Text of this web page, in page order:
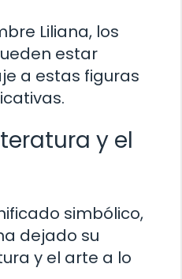
Liliana, los
estar
a estas figuras
y el
simbólico,
dejado su
y el arte a lo